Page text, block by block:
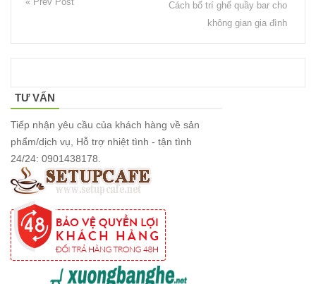
Cách bố trí ghế quầy bar cho
không gian gia đình
TƯ VẤN
Tiếp nhận yêu cầu của khách hàng về sản
phẩm/dịch vụ, Hỗ trợ nhiệt tình - tận tình
24/24: 0901438178.